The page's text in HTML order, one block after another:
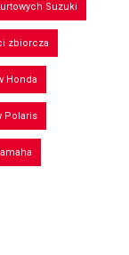
Suzuki
zbiorcza
Honda
Polaris